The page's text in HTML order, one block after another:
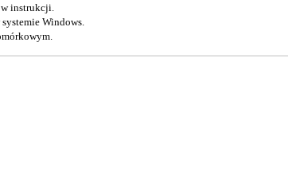
instrukcji.
Windows.